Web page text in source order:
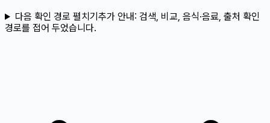
다음 확인 경로 펼치기추가 안내: 검색, 비교, 음식·음료, 출처 확인
경로를 접어 두었습니다.